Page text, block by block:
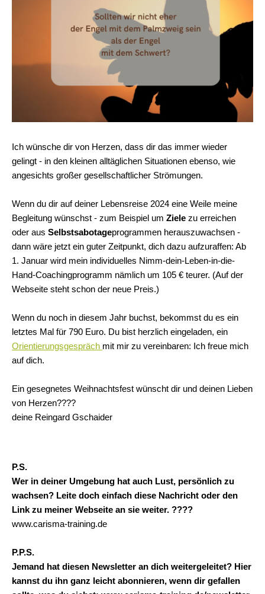
Ich wünsche dir von Herzen, dass dir das immer wieder
gelingt - in den kleinen alltäglichen Situationen ebenso, wie
angesichts großer gesellschaftlicher Strömungen.
Wenn du dir auf deiner Lebensreise 2024 eine Weile meine
Begleitung wünschst - zum Beispiel um Ziele zu erreichen
oder aus Selbstsabotageprogrammen herauszuwachsen -
dann wäre jetzt ein guter Zeitpunkt, dich dazu aufzuraffen: Ab
1. Januar wird mein individuelles Nimm-dein-Leben-in-die-
Hand-Coachingprogramm nämlich um 105 € teurer. (Auf der
Webseite steht schon der neue Preis.)
Wenn du noch in diesem Jahr buchst, bekommst du es ein
letztes Mal für 790 Euro. Du bist herzlich eingeladen, ein
Orientierungsgespräch mit mir zu vereinbaren: Ich freue mich
auf dich.
Ein gesegnetes Weihnachtsfest wünscht dir und deinen Lieben
von Herzen????
deine Reingard Gschaider
P.S.
Wer in deiner Umgebung hat auch Lust, persönlich zu
wachsen? Leite doch einfach diese Nachricht oder den
Link zu meiner Webseite an sie weiter. ????
www.carisma-training.de
P.P.S.
Jemand hat diesen Newsletter an dich weitergeleitet? Hier
kannst du ihn ganz leicht abonnieren, wenn dir gefallen